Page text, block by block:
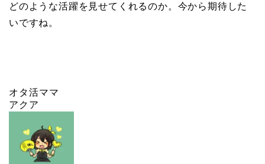
どのような活躍を見せてくれるのか。今から期待した
いですね。
オタ活ママ
アクア